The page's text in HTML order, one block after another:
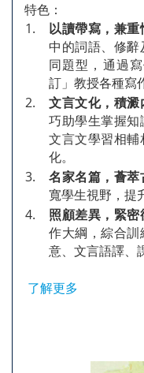
特色：
1.
以讀帶寫，兼重
中的詞語、修
同題型，通過
訂」教授各種寫
2.
文言文化，積澱
巧助學生掌握
文言文學習相
化。
3.
名家名篇，薈萃
寬學生視野，提
4.
照顧差異，緊密
作大綱，綜合
意、文言語譯、
了解更多